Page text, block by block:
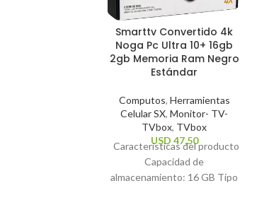
Smarttv Convertido 4k
Noga Pc Ultra 10+ 16gb
2gb Memoria Ram Negro
Estándar
Computos, Herramientas
Celular SX, Monitor- TV-
TVbox, TVbox
USD 47,50
Características del producto
Capacidad de
almacenamiento: 16 GB Tipo